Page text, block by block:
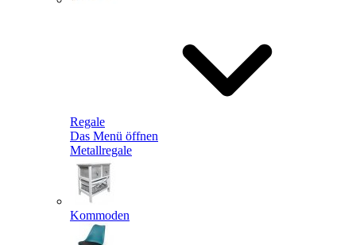
Regale
Das Menü öffnen
Metallregale
Kommoden